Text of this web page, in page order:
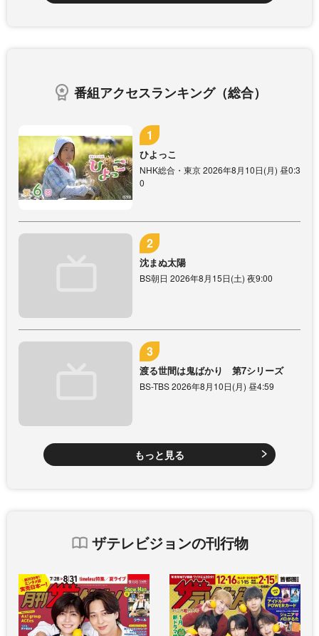
番組アクセスランキング（総合）
ひよっこ
NHK総合・東京 2026年8月10日(月) 昼0:3
0
沈まぬ太陽
BS朝日 2026年8月15日(土) 夜9:00
渡る世間は鬼ばかり 第7シリーズ
BS-TBS 2026年8月10日(月) 昼4:59
もっと見る
ザテレビジョンの刊行物